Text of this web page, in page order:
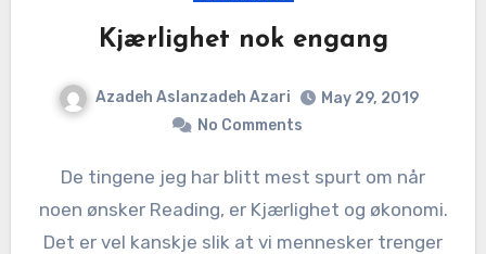
Kjærlighet nok engang
Azadeh Aslanzadeh Azari
May 29, 2019
No Comments
De tingene jeg har blitt mest spurt om når
noen ønsker Reading, er Kjærlighet og økonomi.
Det er vel kanskje slik at vi mennesker trenger